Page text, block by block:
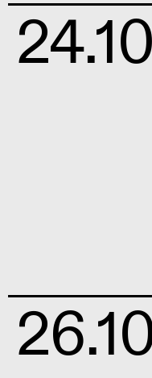
24.10